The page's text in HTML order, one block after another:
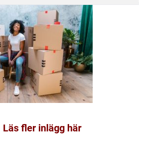
Läs fler inlägg här